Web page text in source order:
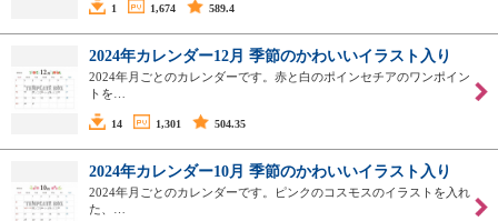
1 1,674 589.4
2024年カレンダー12月 季節のかわいいイラスト入り
2024年月ごとのカレンダーです。赤と白のポインセチアのワンポイン
トを…
14 1,301 504.35
2024年カレンダー10月 季節のかわいいイラスト入り
2024年月ごとのカレンダーです。ピンクのコスモスのイラストを入れ
た、…